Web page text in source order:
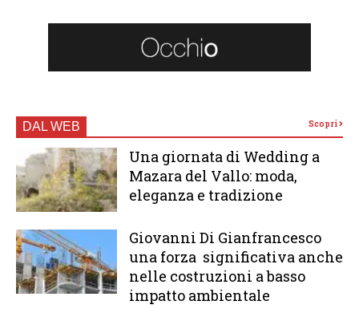
DAL WEB Scopri
Una giornata di Wedding a
Mazara del Vallo: moda,
eleganza e tradizione
Giovanni Di Gianfrancesco
una forza significativa anche
nelle costruzioni a basso
impatto ambientale